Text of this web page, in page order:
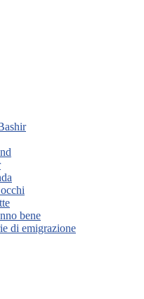
bene
di emigrazione